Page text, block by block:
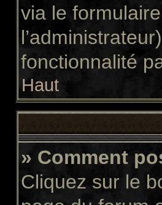
via le
fonctionnalité
Haut
» Comment
Cliquez sur le